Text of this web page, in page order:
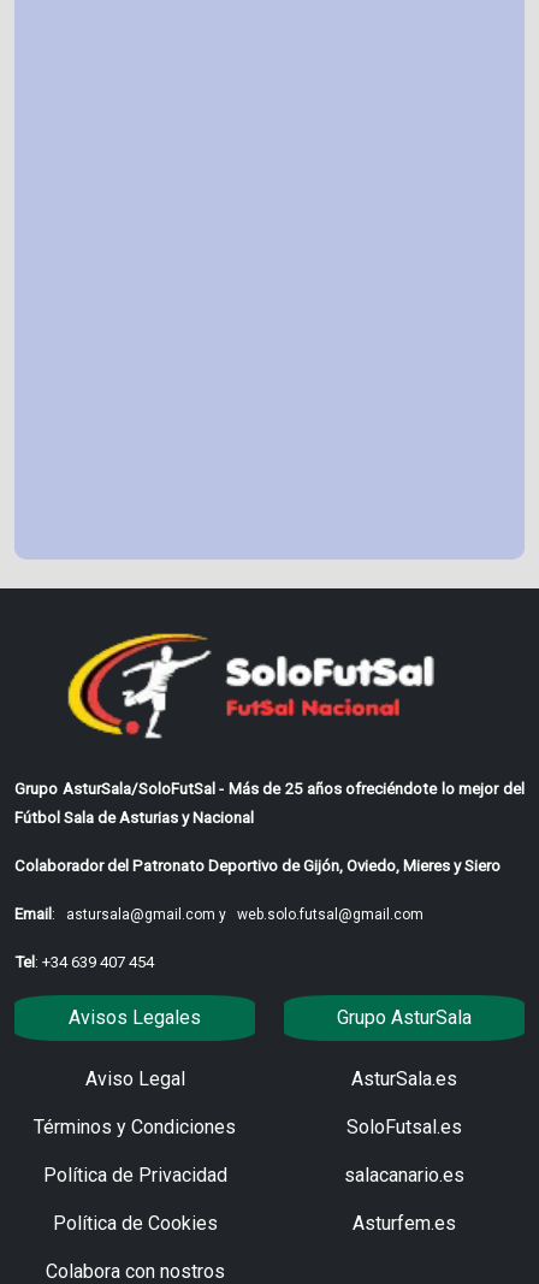
Grupo AsturSala/SoloFutSal - Más de 25 años ofreciéndote lo mejor del
Fútbol Sala de Asturias y Nacional
Colaborador del Patronato Deportivo de Gijón, Oviedo, Mieres y Siero
Email: astursala@gmail.com y web.solo.futsal@gmail.com
Tel: +34 639 407 454
Avisos Legales
Aviso Legal
Términos y Condiciones
Política de Privacidad
Política de Cookies
Colabora con nostros
Grupo AsturSala
AsturSala.es
SoloFutsal.es
salacanario.es
Asturfem.es